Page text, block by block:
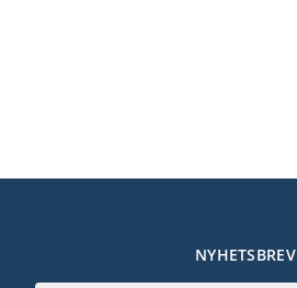
NYHETSBREV